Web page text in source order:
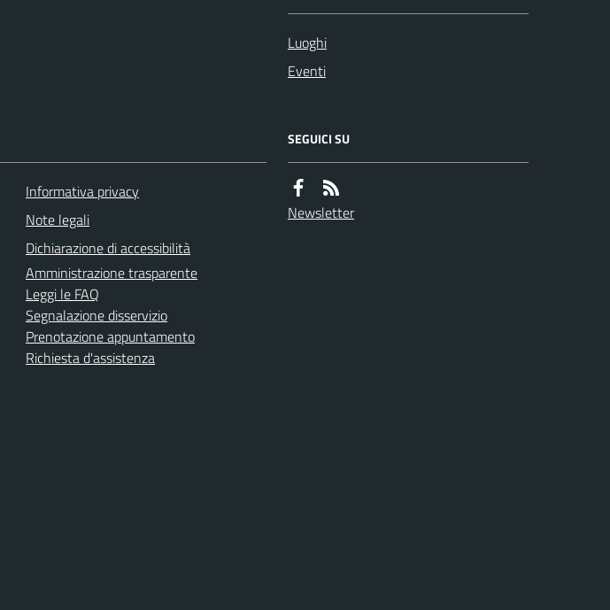
Luoghi
Eventi
Informativa privacy
Note legali
Dichiarazione di accessibilità
Amministrazione trasparente
Leggi le FAQ
Segnalazione disservizio
Prenotazione appuntamento
Richiesta d'assistenza
SEGUICI SU
Newsletter